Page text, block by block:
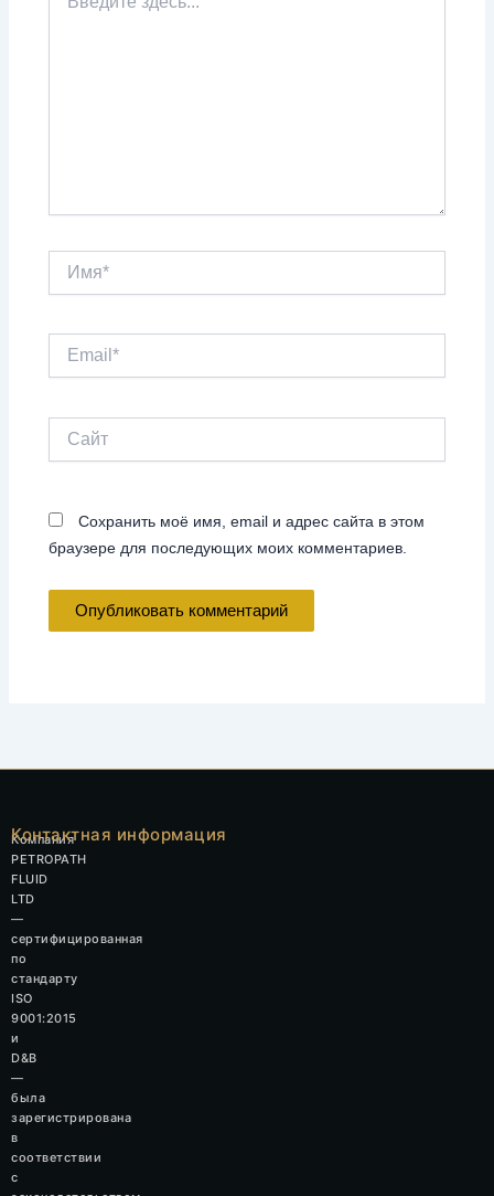
здесь...
Сохранить моё имя, email и адрес сайта в этом
браузере для последующих моих комментариев.
Компания
PETROPATH
FLUID
LTD
—
сертифицированная
по
стандарту
ISO
9001:2015
и
D&B
—
была
зарегистрирована
в
соответствии
с
Контактная информация